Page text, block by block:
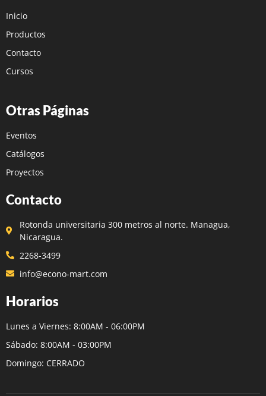
Inicio
Productos
Contacto
Cursos
Otras Páginas
Eventos
Catálogos
Proyectos
Contacto
Rotonda universitaria 300 metros al norte. Managua,
Nicaragua.
2268-3499
info@econo-mart.com
Horarios
Lunes a Viernes: 8:00AM - 06:00PM
Sábado: 8:00AM - 03:00PM
Domingo: CERRADO